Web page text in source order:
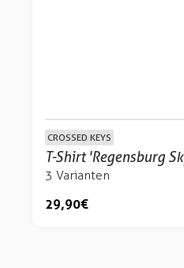
CROSSED KEYS
T-Shirt 'Regensburg
3 Varianten
29,90 €